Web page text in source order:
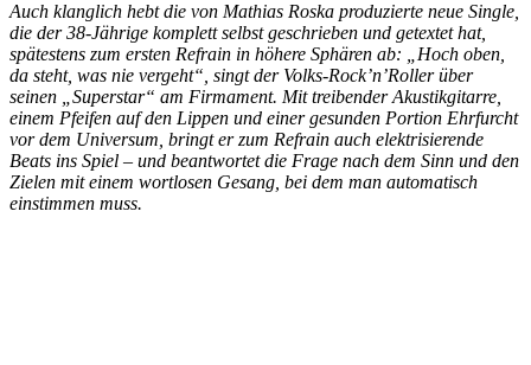
Auch klanglich hebt die von Mathias Roska produzierte neue Single,
die der 38-Jährige komplett selbst geschrieben und getextet hat,
spätestens zum ersten Refrain in höhere Sphären ab: „Hoch oben,
da steht, was nie vergeht“, singt der Volks-Rock’n’Roller über
seinen „Superstar“ am Firmament. Mit treibender Akustikgitarre,
einem Pfeifen auf den Lippen und einer gesunden Portion Ehrfurcht
vor dem Universum, bringt er zum Refrain auch elektrisierende
Beats ins Spiel – und beantwortet die Frage nach dem Sinn und den
Zielen mit einem wortlosen Gesang, bei dem man automatisch
einstimmen muss.